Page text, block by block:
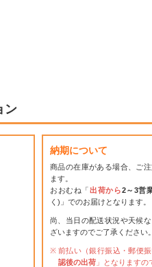
ン
納期について
商品の在庫がある場合、ご
ます。
おおむね「出荷から2～3営
く)」でのお届けとなります。
尚、当日の配送状況や天候
ざいますのでご了承ください。
前払い（銀行振込・郵便
認後の出荷 」となりますの